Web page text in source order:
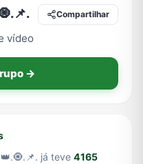
Compartilhar
vídeo
→
já teve 4165